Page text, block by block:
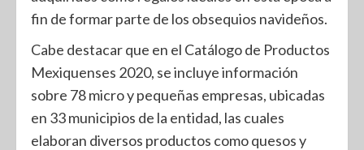
fin de formar parte de los obsequios navideños.
Cabe destacar que en el Catálogo de Productos
Mexiquenses 2020, se incluye información
sobre 78 micro y pequeñas empresas, ubicadas
en 33 municipios de la entidad, las cuales
elaboran diversos productos como quesos y